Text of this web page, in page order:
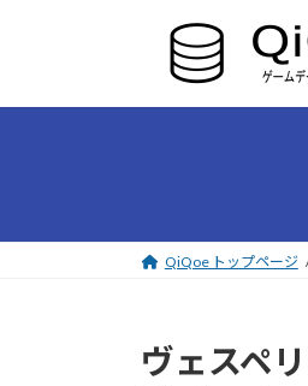
ツ
シ
QiQoe トップページ
ヴェスペ